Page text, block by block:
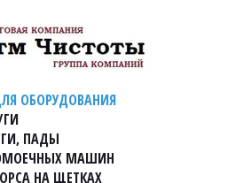
ОБОРУДОВАНИЯ
ПАДЫ
МАШИН
НА ЩЕТКАХ